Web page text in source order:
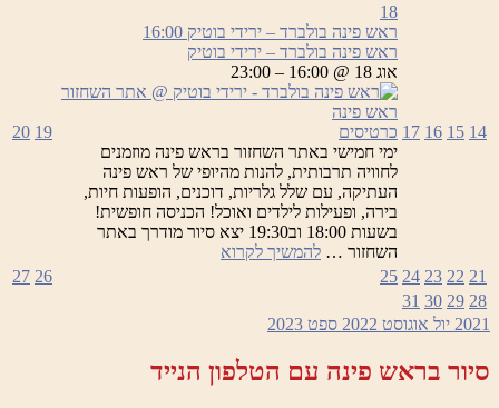
בולברד
–
ירידי
בוטיק
14
15
16
17
18
ראש פינה בולברד – ירידי בוטיק 16:00
ראש פינה בולברד – ירידי בוטיק
אוג 18 @ 16:00 – 23:00
כרטיסים
ימי חמישי באתר השחזור בראש פינה מוזמנים
לחוויה תרבותית, להנות מהיופי של ראש פינה
העתיקה, עם שלל גלריות, דוכנים, הופעות חיות,
בירה, ופעילות לילדים ואוכל! הכניסה חופשית!
בשעות 18:00 וב19:30 יצא סיור מודרך באתר
השחזור … להמשיך לקרוא
19
20
21
22
23
24
25
26
27
28
29
30
31
2021 יול אוגוסט 2022 ספט 2023
סיור בראש פינה עם הטלפון הנייד